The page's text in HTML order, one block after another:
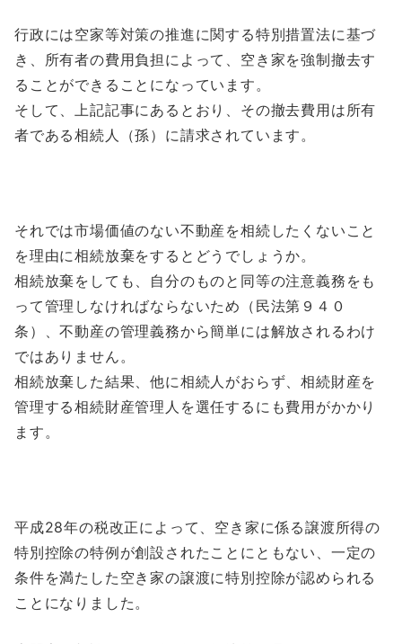
行政には空家等対策の推進に関する特別措置法に基づ
き、所有者の費用負担によって、空き家を強制撤去す
ることができることになっています。
そして、上記記事にあるとおり、その撤去費用は所有
者である相続人（孫）に請求されています。
それでは市場価値のない不動産を相続したくないこと
を理由に相続放棄をするとどうでしょうか。
相続放棄をしても、自分のものと同等の注意義務をも
って管理しなければならないため（民法第９４０
条）、不動産の管理義務から簡単には解放されるわけ
ではありません。
相続放棄した結果、他に相続人がおらず、相続財産を
管理する相続財産管理人を選任するにも費用がかかり
ます。
平成28年の税改正によって、空き家に係る譲渡所得の
特別控除の特例が創設されたことにともない、一定の
条件を満たした空き家の譲渡に特別控除が認められる
ことになりました。